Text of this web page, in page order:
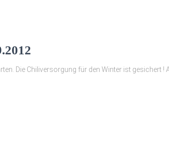
Die Chiliversorgung für den Winter ist gesichert !